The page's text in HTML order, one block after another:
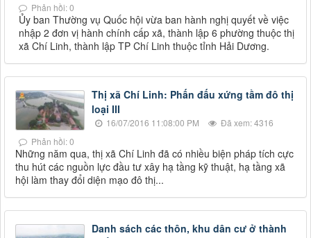
Phản hồi: 0
Ủy ban Thường vụ Quốc hội vừa ban hành nghị quyết về việc
nhập 2 đơn vị hành chính cấp xã, thành lập 6 phường thuộc thị
xã Chí Linh, thành lập TP Chí Linh thuộc tỉnh Hải Dương.
Thị xã Chí Linh: Phấn đấu xứng tầm đô thị
loại III
16/07/2016 11:08:00 PM
Đã xem: 4316
Phản hồi: 0
Những năm qua, thị xã Chí Linh đã có nhiều biện pháp tích cực
thu hút các nguồn lực đầu tư xây hạ tầng kỹ thuật, hạ tầng xã
hội làm thay đổi diện mạo đô thị...
Danh sách các thôn, khu dân cư ở thành